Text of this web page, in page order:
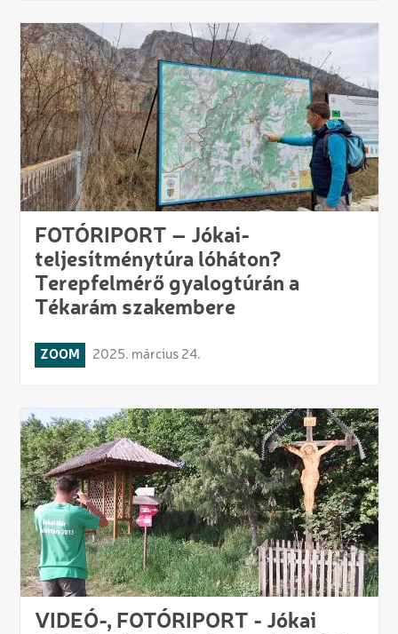
FOTÓRIPORT – Jókai-
teljesítménytúra lóháton?
Terepfelmérő gyalogtúrán a
Tékarám szakembere
ZOOM 2025. március 24.
VIDEÓ-, FOTÓRIPORT - Jókai